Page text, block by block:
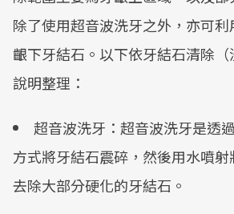
除了使用超音波洗牙之外，亦可
齦下牙結石。以下依牙結石清除
說明整理：
超音波洗牙：超音波洗牙是透
方式將牙結石震碎，然後用水噴
去除大部分硬化的牙結石。